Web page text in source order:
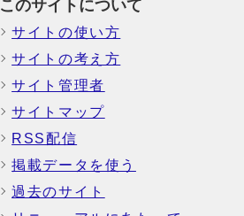
このサイトについて
サイトの使い方
サイトの考え方
サイト管理者
サイトマップ
RSS配信
掲載データを使う
過去のサイト